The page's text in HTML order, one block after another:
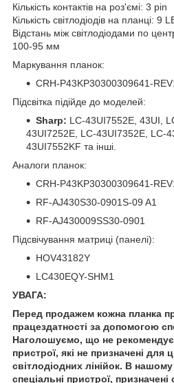
Кількість контактів на роз'ємі: 3 pin
Кількість світлодіодів на планці: 9
Відстань між світлодіодами по
100-95 мм
Маркування планок:
CRH-P43KP30300309641-
Підсвітка підійде до моделей:
Sharp: LC-43UI7552E, 43UI,
43UI7252E, LC-43UI7352E, LC-
43UI7552KF та інші.
Аналоги планок:
CRH-P43KP30300309641-
RF-AJ430S30-0901S-09 A1
RF-AJ430009SS30-0901
Підсвічування матриці (панелі):
HOV43182Y
LC430EQY-SHM1
УВАГА:
Перед продажем кожна планка
працездатності за допомогою
Наголошуємо, що не
пристрої, які не призначені для
світлодіодних лінійок. В
спеціальні пристрої,